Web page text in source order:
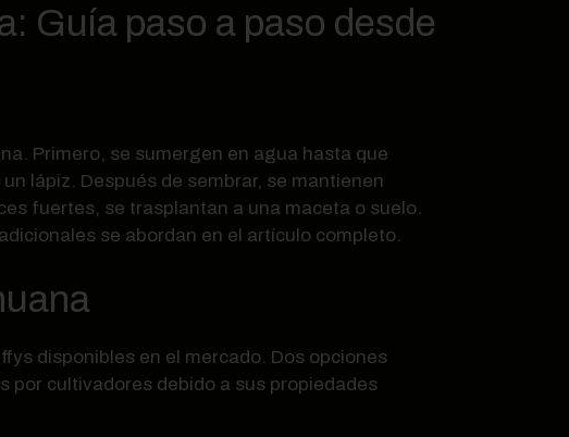
Guía paso a paso desde
Primero, se sumergen en agua hasta que
lápiz. Después de sembrar, se mantienen
fuertes, se trasplantan a una maceta o suelo.
se abordan en el artículo completo.
disponibles en el mercado. Dos opciones
por cultivadores debido a sus propiedades